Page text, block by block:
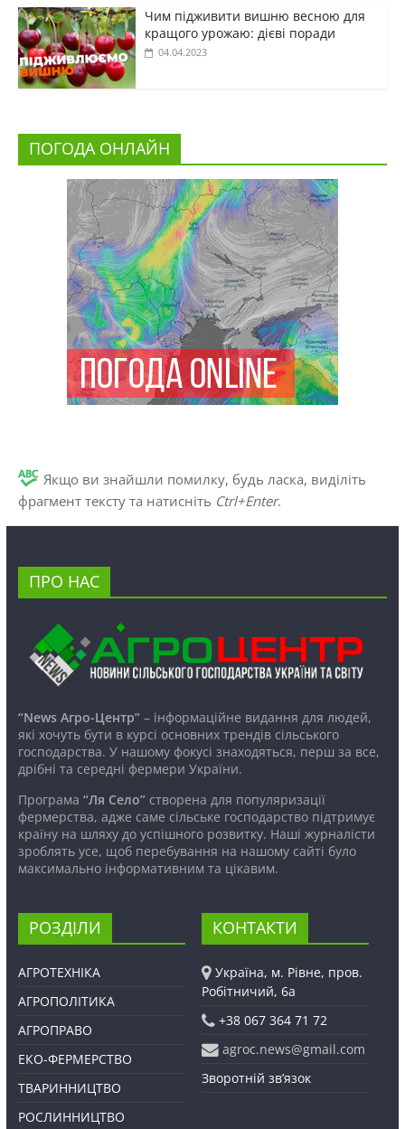
Чим підживити вишню весною для
кращого урожаю: дієві поради
04.04.2023
ПОГОДА ОНЛАЙН
Якщо ви знайшли помилку, будь ласка, виділіть
фрагмент тексту та натисніть Ctrl+Enter.
ПРО НАС
“News Агро-Центр”– інформаційне видання для людей,
які хочуть бути в курсі основних трендів сільського
господарства. У нашому фокусі знаходяться, перш за все,
дрібні та середні фермери України.
Програма “Ля Село”створена для популяризації
фермерства, адже саме сільське господарство підтримує
країну на шляху до успішного розвитку. Наші журналісти
зроблять усе, щоб перебування на нашому сайті було
максимально інформативним та цікавим.
РОЗДІЛИ
АГРОТЕХНІКА
АГРОПОЛІТИКА
АГРОПРАВО
ЕКО-ФЕРМЕРСТВО
ТВАРИННИЦТВО
РОСЛИННИЦТВО
КОНТАКТИ
Україна, м. Рівне, пров.
Робітничий, 6а
+38 067 364 71 72
agroc.news@gmail.com
Зворотній зв’язок